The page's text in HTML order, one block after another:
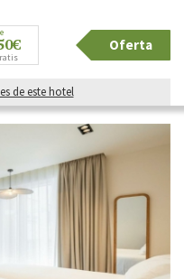
Oferta
de este hotel